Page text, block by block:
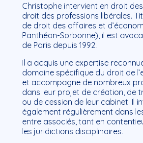
Christophe intervient en droit
droit des professions libérales.
de droit des affaires et
Panthéon-Sorbonne), il est
de Paris depuis 1992.
Il a acquis une expertise
domaine spécifique du droit de
et accompagne de nombreux
dans leur projet de création, de
ou de cession de leur cabinet. Il
également régulièrement dans
entre associés, tant en
les juridictions disciplinaires.